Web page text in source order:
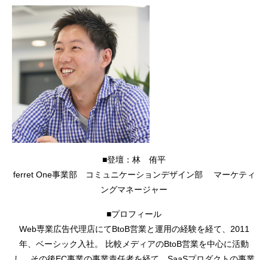
■登壇：林 侑平
ferret One事業部 コミュニケーションデザイン部 マーケティ
ングマネージャー
■プロフィール
Web専業広告代理店にてBtoB営業と運用の経験を経て、2011
年、ベーシック入社。 比較メディアのBtoB営業を中心に活動